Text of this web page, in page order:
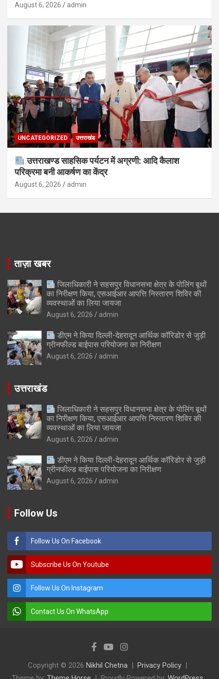
August 6, 2026 admin
UNCATEGORIZED उत्तराखंड
उत्तराखण्ड साहसिक पर्यटन में अग्रणी: आदि कैलाश
परिक्रमा बनी आकर्षण का केंद्र
August 6, 2026 admin
ताज़ा खबर
जिलाधिकारी ने सहसपुर विधानसभा क्षेत्र के पोलिंग बूथों
का निरीक्षण किया, एसआईआर आपत्ति निस्तारण शिविर की
व्यवस्थाओं का लिया जायजा
August 6, 2026 admin
डीएम ने किया दिल्ली-देहरादून आर्थिक कॉरिडोर से जुड़ी
ग्रीनफील्ड बाईपास परियोजना का निरीक्षण
August 6, 2026 admin
उत्तराखंड
जिलाधिकारी ने सहसपुर विधानसभा क्षेत्र के पोलिंग बूथों
का निरीक्षण किया, एसआईआर आपत्ति निस्तारण शिविर की
व्यवस्थाओं का लिया जायजा
August 6, 2026 admin
डीएम ने किया दिल्ली-देहरादून आर्थिक कॉरिडोर से जुड़ी
ग्रीनफील्ड बाईपास परियोजना का निरीक्षण
August 6, 2026 admin
Follow Us
Follow Us On Facebook
Subscribe Us On Youtube
Follow Us On Instagram
Contact Us On WhatsApp
Copyright © 2026 Nikhil Chetna
Privacy Policy